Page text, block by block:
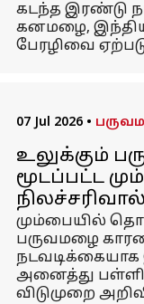
கடந்த இரண்டு
கனமழை,
பேரழிவை
07 Jul 2026 •
உலுக்கும்
மூடப்பட்ட
மும்பையில்
பருவமழை
அனைத்து
விடுமுறை